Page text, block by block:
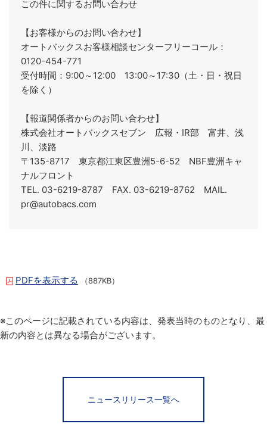
この件に関するお問い合わせ
【お客様からのお問い合わせ】
オートバックスお客様相談センターフリーコール：
0120-454-771
受付時間：9:00～12:00 13:00～17:30（土・日・祝日
を除く）
【報道関係者からのお問い合わせ】
株式会社オートバックスセブン 広報・IR部 富井、浅
川、淡路
〒135-8717 東京都江東区豊洲5-6-52 NBF豊洲キャ
ナルフロント
TEL. 03-6219-8787 FAX. 03-6219-8762 MAIL.
pr@autobacs.com
PDFを表示する （887KB）
※このページに記載されている内容は、発表当時のものとなり、最
新の内容とは異なる場合がございます。
ニュースリリース一覧へ